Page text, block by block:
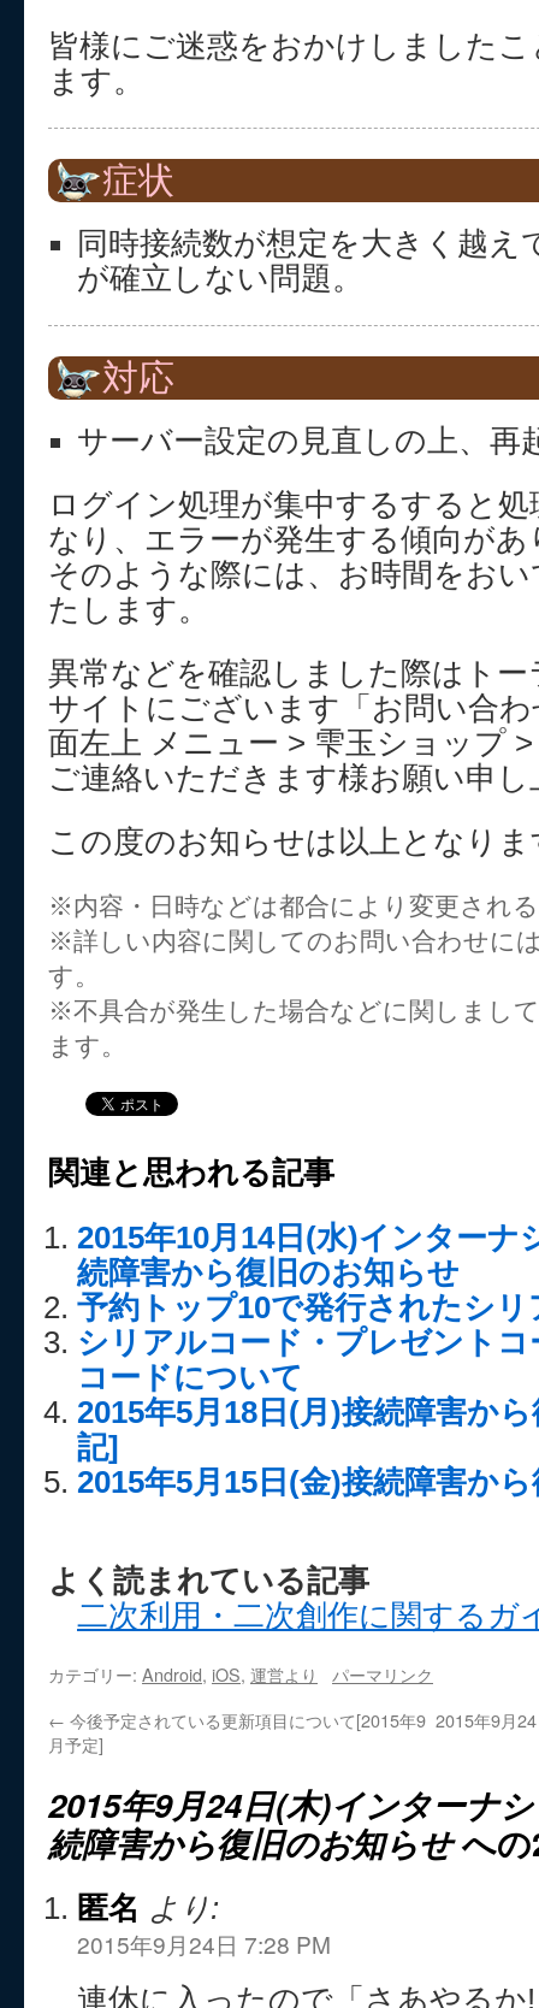
皆様にご迷惑をおかけしました
ます。
症状
同時接続数が想定を大きく越え
が確立しない問題。
対応
サーバー設定の見直しの上、再
ログイン処理が集中するすると
なり、エラーが発生する傾向があ
そのような際には、お時間をお
たします。
異常などを確認しました際はト
サイトにございます「お問い合
面左上 メニュー > 雫玉ショップ
ご連絡いただきます様お願い申
この度のお知らせは以上となりま
※内容・日時などは都合により変更され
※詳しい内容に関してのお問い合わせに
す。
※不具合が発生した場合などに関しまし
ます。
関連と思われる記事
2015年10月14日(水)インターナ
続障害から復旧のお知らせ
予約トップ10で発行されたシ
シリアルコード・プレゼント
コードについて
2015年5月18日(月)接続障害か
記]
2015年5月15日(金)接続障害か
よく読まれている記事
二次利用・二次創作に関するガ
カテゴリー: Android, iOS, 運営より
パーマリンク
← 今後予定されている更新項目について[2015年9
月予定]
2015年9月
2015年9月24日(木)インターナ
続障害から復旧のお知らせへの
匿名 より:
2015年9月24日 7:28 PM
連休に入ったので「さあやるか